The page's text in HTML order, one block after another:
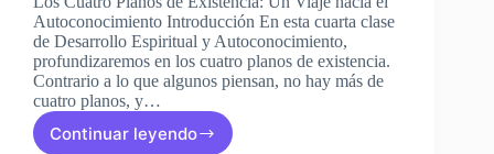
Autoconocimiento Introducción En esta cuarta clase
de Desarrollo Espiritual y Autoconocimiento,
profundizaremos en los cuatro planos de existencia.
Contrario a lo que algunos piensan, no hay más de
cuatro planos, y…
Continuar leyendo
Clase